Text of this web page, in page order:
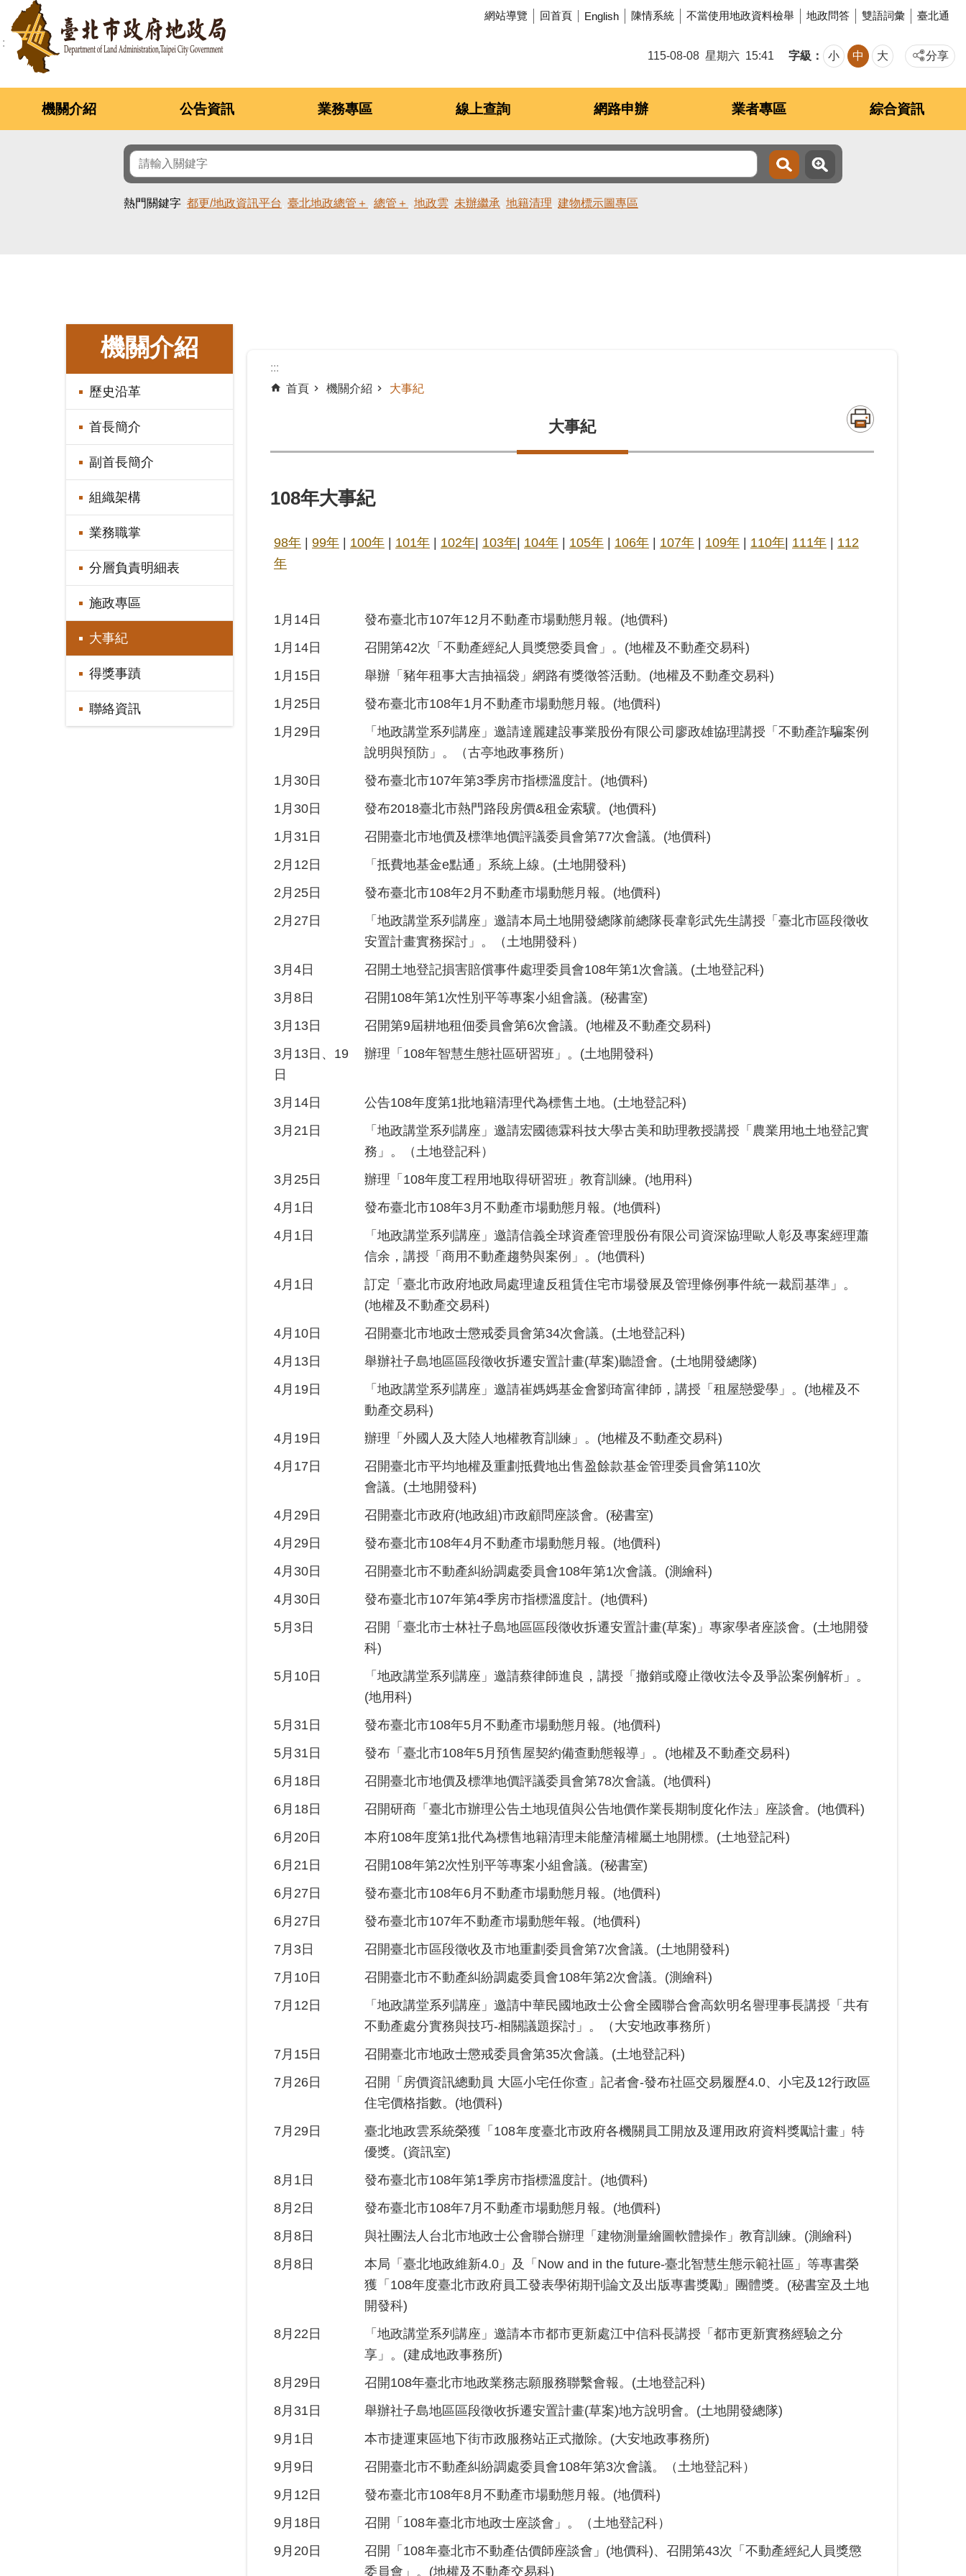
跳到主要內容區塊 網站導覽 回首頁 English 陳情系統 不當使用地政資料檢舉 地政問答 雙語詞彙 臺北通
115-08-08 星期六 15:41 字級 小 中 大 分享
機關介紹 公告資訊 業務專區 線上查詢 網路申辦 業者專區 綜合資訊
熱門關鍵字 都更/地政資訊平台 臺北地政總管＋ 總管＋ 地政雲 未辦繼承 地籍清理 建物標示圖專區
機關介紹
歷史沿革
首長簡介
副首長簡介
組織架構
業務職掌
分層負責明細表
施政專區
大事紀
得獎事蹟
聯絡資訊
:::
首頁
機關介紹 大事紀
大事紀
108年大事紀
98年 | 99年 | 100年 | 101年 | 102年| 103年| 104年 | 105年 | 106年 | 107年 | 109年 | 110年| 111年 | 112
年
1月14日
發布臺北市107年12月不動產市場動態月報。(地價科)
1月14日
召開第42次「不動產經紀人員獎懲委員會」。(地權及不動產交易科)
1月15日
舉辦「豬年租事大吉抽福袋」網路有獎徵答活動。(地權及不動產交易科)
1月25日
發布臺北市108年1月不動產市場動態月報。(地價科)
1月29日
「地政講堂系列講座」邀請達麗建設事業股份有限公司廖政雄協理講授「不動產詐騙案例
說明與預防」。（古亭地政事務所）
1月30日
發布臺北市107年第3季房市指標溫度計。(地價科)
1月30日
發布2018臺北市熱門路段房價&租金索驥。(地價科)
1月31日
召開臺北市地價及標準地價評議委員會第77次會議。(地價科)
2月12日
「抵費地基金e點通」系統上線。(土地開發科)
2月25日
發布臺北市108年2月不動產市場動態月報。(地價科)
2月27日
「地政講堂系列講座」邀請本局土地開發總隊前總隊長韋彰武先生講授「臺北市區段徵收
安置計畫實務探討」。（土地開發科）
3月4日
召開土地登記損害賠償事件處理委員會108年第1次會議。(土地登記科)
3月8日
召開108年第1次性別平等專案小組會議。(秘書室)
3月13日
召開第9屆耕地租佃委員會第6次會議。(地權及不動產交易科)
3月13日、19
日
辦理「108年智慧生態社區研習班」。(土地開發科)
3月14日
公告108年度第1批地籍清理代為標售土地。(土地登記科)
3月21日
「地政講堂系列講座」邀請宏國德霖科技大學古美和助理教授講授「農業用地土地登記實
務」。（土地登記科）
3月25日
辦理「108年度工程用地取得研習班」教育訓練。(地用科)
4月1日
發布臺北市108年3月不動產市場動態月報。(地價科)
4月1日
「地政講堂系列講座」邀請信義全球資產管理股份有限公司資深協理歐人彰及專案經理蕭
信余，講授「商用不動產趨勢與案例」。(地價科)
4月1日
訂定「臺北市政府地政局處理違反租賃住宅市場發展及管理條例事件統一裁罰基準」。
(地權及不動產交易科)
4月10日
召開臺北市地政士懲戒委員會第34次會議。(土地登記科)
4月13日
舉辦社子島地區區段徵收拆遷安置計畫(草案)聽證會。(土地開發總隊)
4月19日
「地政講堂系列講座」邀請崔媽媽基金會劉琦富律師，講授「租屋戀愛學」。(地權及不
動產交易科)
4月19日
辦理「外國人及大陸人地權教育訓練」。(地權及不動產交易科)
4月17日
召開臺北市平均地權及重劃抵費地出售盈餘款基金管理委員會第110次
會議。(土地開發科)
4月29日
召開臺北市政府(地政組)市政顧問座談會。(秘書室)
4月29日
發布臺北市108年4月不動產市場動態月報。(地價科)
4月30日
召開臺北市不動產糾紛調處委員會108年第1次會議。(測繪科)
4月30日
發布臺北市107年第4季房市指標溫度計。(地價科)
5月3日
召開「臺北市士林社子島地區區段徵收拆遷安置計畫(草案)」專家學者座談會。(土地開發
科)
5月10日
「地政講堂系列講座」邀請蔡律師進良，講授「撤銷或廢止徵收法令及爭訟案例解析」。
(地用科)
5月31日
發布臺北市108年5月不動產市場動態月報。(地價科)
5月31日
發布「臺北市108年5月預售屋契約備查動態報導」。(地權及不動產交易科)
6月18日
召開臺北市地價及標準地價評議委員會第78次會議。(地價科)
6月18日
召開研商「臺北市辦理公告土地現值與公告地價作業長期制度化作法」座談會。(地價科)
6月20日
本府108年度第1批代為標售地籍清理未能釐清權屬土地開標。(土地登記科)
6月21日
召開108年第2次性別平等專案小組會議。(秘書室)
6月27日
發布臺北市108年6月不動產市場動態月報。(地價科)
6月27日
發布臺北市107年不動產市場動態年報。(地價科)
7月3日
召開臺北市區段徵收及市地重劃委員會第7次會議。(土地開發科)
7月10日
召開臺北市不動產糾紛調處委員會108年第2次會議。(測繪科)
7月12日
「地政講堂系列講座」邀請中華民國地政士公會全國聯合會高欽明名譽理事長講授「共有
不動產處分實務與技巧-相關議題探討」。（大安地政事務所）
7月15日
召開臺北市地政士懲戒委員會第35次會議。(土地登記科)
7月26日
召開「房價資訊總動員 大區小宅任你查」記者會-發布社區交易履歷4.0、小宅及12行政區
住宅價格指數。(地價科)
7月29日
臺北地政雲系統榮獲「108年度臺北市政府各機關員工開放及運用政府資料獎勵計畫」特
優獎。(資訊室)
8月1日
發布臺北市108年第1季房市指標溫度計。(地價科)
8月2日
發布臺北市108年7月不動產市場動態月報。(地價科)
8月8日
與社團法人台北市地政士公會聯合辦理「建物測量繪圖軟體操作」教育訓練。(測繪科)
8月8日
本局「臺北地政維新4.0」及「Now and in the future-臺北智慧生態示範社區」等專書榮
獲「108年度臺北市政府員工發表學術期刊論文及出版專書獎勵」團體獎。(秘書室及土地
開發科)
8月22日
「地政講堂系列講座」邀請本市都市更新處江中信科長講授「都市更新實務經驗之分
享」。(建成地政事務所)
8月29日
召開108年臺北市地政業務志願服務聯繫會報。(土地登記科)
8月31日
舉辦社子島地區區段徵收拆遷安置計畫(草案)地方說明會。(土地開發總隊)
9月1日
本市捷運東區地下街市政服務站正式撤除。(大安地政事務所)
9月9日
召開臺北市不動產糾紛調處委員會108年第3次會議。（土地登記科）
9月12日
發布臺北市108年8月不動產市場動態月報。(地價科)
9月18日
召開「108年臺北市地政士座談會」。（土地登記科）
9月20日
召開「108年臺北市不動產估價師座談會」(地價科)、召開第43次「不動產經紀人員獎懲
委員會」。(地權及不動產交易科)